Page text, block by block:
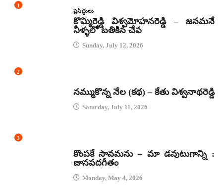
1
ప్రసిద్ధులు
కొమ్మిరెడ్డి విశ్వమోహనరెడ్డి – జనమనే
నీళ్ళలో బతికిన చేప
Sunday, July 12, 2026
2
నమ్ముకొన్న నేల (కథ) – కేతు విశ్వనాథరెడ్డి
Saturday, July 11, 2026
3
కొంపకే సావమను – మా డవుటుగాన్ని :
జానపదగీతం
Monday, May 4, 2026